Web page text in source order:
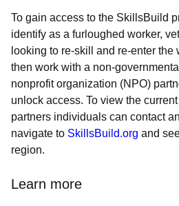
To gain access to the SkillsBuild
identify as a furloughed worker,
looking to re-skill and re-enter the
then work with a non-
nonprofit organization (NPO)
unlock access. To view the
partners individuals can contact
navigate to SkillsBuild.org and
region.
Learn more